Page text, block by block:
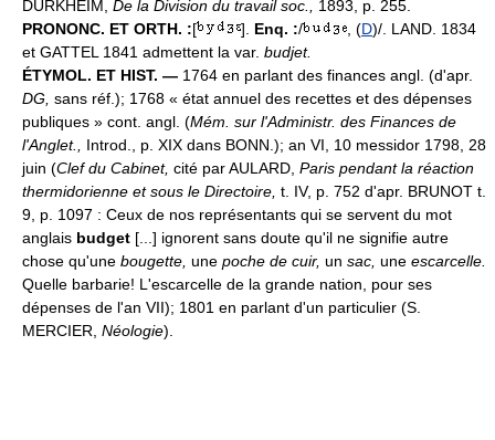
DURKHEIM, De la Division du travail soc., 1893, p. 255.
PRONONC. ET ORTH. :[ ]. Enq. :/ , (D)/. LAND. 1834
et GATTEL 1841 admettent la var. budjet.
ÉTYMOL. ET HIST. — 1764 en parlant des finances angl. (d'apr.
DG, sans réf.); 1768 « état annuel des recettes et des dépenses
publiques » cont. angl. (Mém. sur l'Administr. des Finances de
l'Anglet.,
Introd., p. XIX dans BONN.); an VI, 10 messidor 1798, 28
juin (Clef du Cabinet, cité par AULARD, Paris pendant la réaction
thermidorienne et sous le Directoire, t. IV, p. 752 d'apr. BRUNOT t.
9, p. 1097 : Ceux de nos représentants qui se servent du mot
anglais budget [...] ignorent sans doute qu'il ne signifie autre
chose qu'une bougette, une poche de cuir, un sac, une escarcelle.
Quelle barbarie! L'escarcelle de la grande nation, pour ses
dépenses de l'an VII); 1801 en parlant d'un particulier (S.
MERCIER, Néologie).